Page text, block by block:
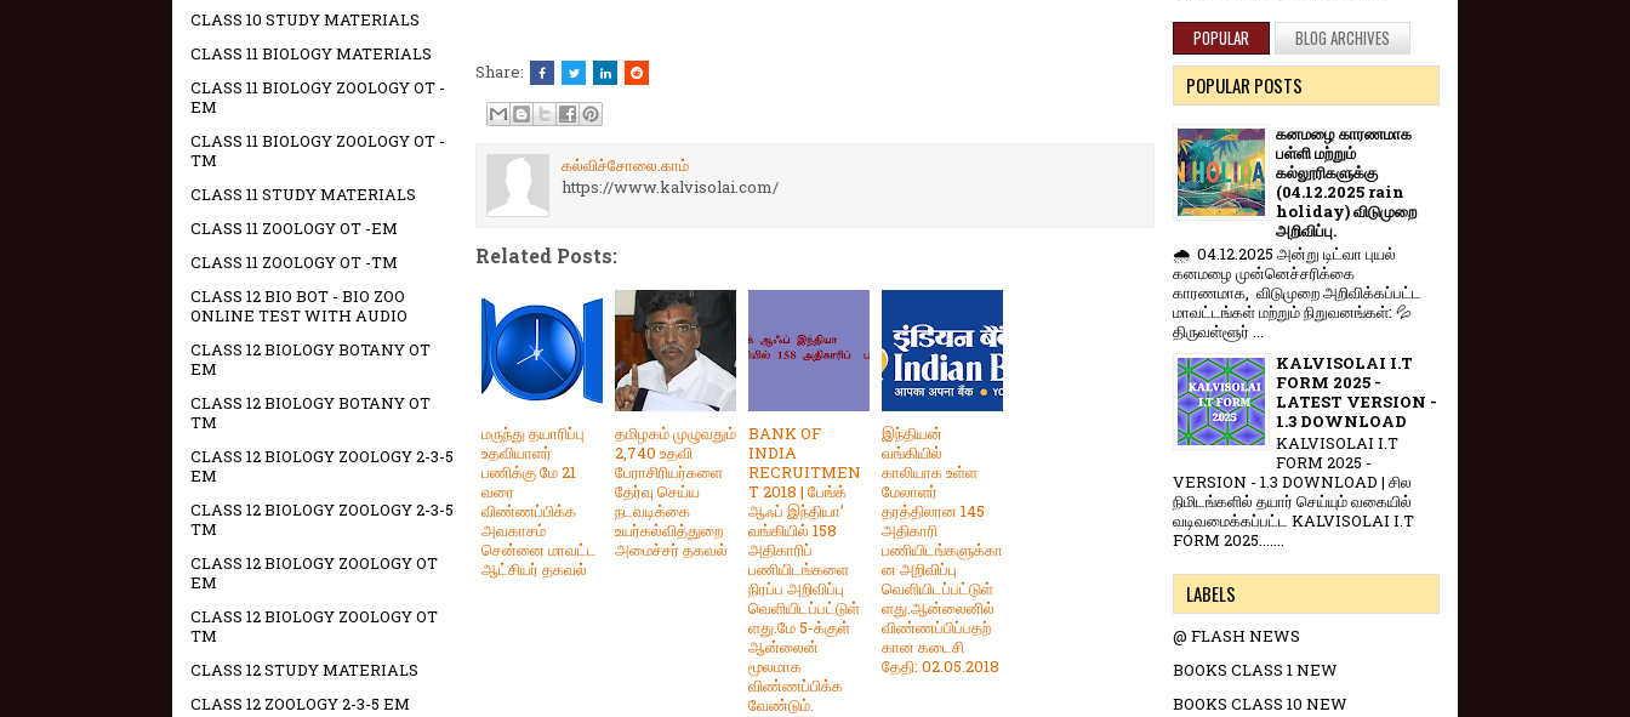
Share:
கல்விச்சோலை.காம்
https://www.kalvisolai.com/
Related Posts:
மருந்து தயாரிப்பு
உதவியாளர்
பணிக்கு மே 21
வரை
விண்ணப்பிக்க
அவகாசம்
சென்னை மாவட்ட
ஆட்சியர் தகவல்
தமிழகம் முழுவதும்
2,740 உதவி
பேராசிரியர்களை
தேர்வு செய்ய
நடவடிக்கை
உயர்கல்வித்துறை
அமைச்சர் தகவல்
BANK OF
INDIA
RECRUITMEN
T 2018 | பேங்க்
ஆஃப் இந்தியா’
வங்கியில் 158
அதிகாரிப்
பணியிடங்களை
நிரப்ப அறிவிப்பு
வெளியிடப்பட்டுள்
ளது.மே 5-க்குள்
ஆன்லைன்
மூலமாக
விண்ணப்பிக்க
வேண்டும்.
இந்தியன்
வங்கியில்
காலியாக உள்ள
மேலாளர்
தரத்திலான 145
அதிகாரி
பணியிடங்களுக்கா
ன அறிவிப்பு
வெளியிடப்பட்டுள்
ளது.ஆன்லைனில்
விண்ணப்பிப்பதற்
கான கடைசி
தேதி: 02.05.2018
CLASS 10 STUDY MATERIALS
CLASS 11 BIOLOGY MATERIALS
CLASS 11 BIOLOGY ZOOLOGY OT -
EM
CLASS 11 BIOLOGY ZOOLOGY OT -
TM
CLASS 11 STUDY MATERIALS
CLASS 11 ZOOLOGY OT -EM
CLASS 11 ZOOLOGY OT -TM
CLASS 12 BIO BOT - BIO ZOO
ONLINE TEST WITH AUDIO
CLASS 12 BIOLOGY BOTANY OT
EM
CLASS 12 BIOLOGY BOTANY OT
TM
CLASS 12 BIOLOGY ZOOLOGY 2-3-5
EM
CLASS 12 BIOLOGY ZOOLOGY 2-3-5
TM
CLASS 12 BIOLOGY ZOOLOGY OT
EM
CLASS 12 BIOLOGY ZOOLOGY OT
TM
CLASS 12 STUDY MATERIALS
CLASS 12 ZOOLOGY 2-3-5 EM
POPULAR BLOG ARCHIVES
POPULAR POSTS
கனமழை காரணமாக
பள்ளி மற்றும்
கல்லூரிகளுக்கு
(04.12.2025 rain
holiday) விடுமுறை
அறிவிப்பு.
🌧️ 04.12.2025 அன்று டிட்வா புயல்
கனமழை முன்னெச்சரிக்கை
காரணமாக, விடுமுறை அறிவிக்கப்பட்ட
மாவட்டங்கள் மற்றும் நிறுவனங்கள்: 💦
திருவள்ளூர் ...
KALVISOLAI I.T
FORM 2025 -
LATEST VERSION -
1.3 DOWNLOAD
KALVISOLAI I.T
FORM 2025 -
VERSION - 1.3 DOWNLOAD | சில
நிமிடங்களில் தயார் செய்யும் வகையில்
வடிவமைக்கப்பட்ட KALVISOLAI I.T
FORM 2025.......
LABELS
@ FLASH NEWS
BOOKS CLASS 1 NEW
BOOKS CLASS 10 NEW